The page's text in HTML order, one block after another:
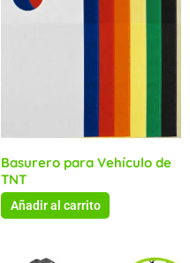
Basurero para Vehículo de
TNT
Añadir al carrito